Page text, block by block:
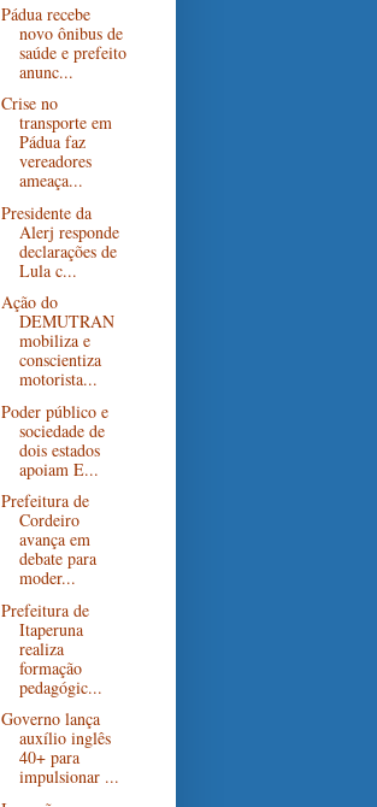
Pádua recebe
novo ônibus de
saúde e prefeito
anunc...
Crise no
transporte em
Pádua faz
vereadores
ameaça...
Presidente da
Alerj responde
declarações de
Lula c...
Ação do
DEMUTRAN
mobiliza e
conscientiza
motorista...
Poder público e
sociedade de
dois estados
apoiam E...
Prefeitura de
Cordeiro
avança em
debate para
moder...
Prefeitura de
Itaperuna
realiza
formação
pedagógic...
Governo lança
auxílio inglês
40+ para
impulsionar ...